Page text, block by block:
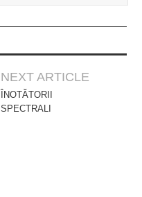
NEXT ARTICLE
ÎNOTĂTORII
SPECTRALI